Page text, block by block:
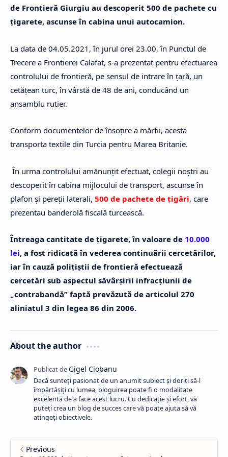
de Frontieră Giurgiu au descoperit 500 de pachete cu
ţigarete, ascunse în cabina unui autocamion.
La data de 04.05.2021, în jurul orei 23.00, în Punctul de
Trecere a Frontierei Calafat, s-a prezentat pentru efectuarea
controlului de frontieră, pe sensul de intrare în ţară, un
cetăţean turc, în vârstă de 48 de ani, conducând un
ansamblu rutier.
Conform documentelor de însoțire a mărfii, acesta
transporta textile din Turcia pentru Marea Britanie.
În urma controlului amănunțit efectuat, colegii noștri au
descoperit în cabina mijlocului de transport, ascunse în
plafon și pereții laterali, 500 de pachete de țigări, care
prezentau banderolă fiscală turcească.
Întreaga cantitate de țigarete, în valoare de 10.000
lei, a fost ridicată în vederea continuării cercetărilor,
iar în cauză poliţiştii de frontieră efectuează
cercetări sub aspectul săvârşirii infracţiunii de
„contrabandă” faptă prevăzută de articolul 270
aliniatul 3 din legea 86 din 2006.
About the author
Dacă sunteți pasionat de un anumit subiect și doriți să-l
împărtășiți cu lumea, bloguirea poate fi o modalitate
excelentă de a face acest lucru. Cu dedicație și efort, vă
puteți crea un blog de succes care vă poate ajuta să vă
atingeți obiectivele.